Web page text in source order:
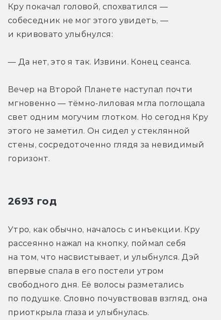
Кру покачал головой, спохватился —
собеседник не мог этого увидеть, —
и кривовато улыбнулся:
— Да нет, это я так. Извини. Конец сеанса.
Вечер на Второй Планете наступал почти
мгновенно — тёмно-лиловая мгла поглощала
свет одним могучим глотком. Но сегодня Кру
этого не заметил. Он сидел у стеклянной
стены, сосредоточенно глядя за невидимый
горизонт.
2693 год
Утро, как обычно, началось с инъекции. Кру
рассеянно нажал на кнопку, поймал себя
на том, что насвистывает, и улыбнулся. Дэй
впервые спала в его постели утром
свободного дня. Её волосы разметались
по подушке. Словно почувствовав взгляд, она
приоткрыла глаза и улыбнулась.